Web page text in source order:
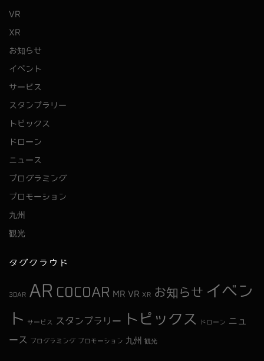
VR
XR
お知らせ
イベント
サービス
スタンプラリー
トピックス
ドローン
ニュース
プログラミング
プロモーション
九州
観光
タグクラウド
3DAR AR COCOAR MR VR XR お知らせ イベン
ト
サービス スタンプラリー トピックス ドローン
ニュ
ース
プログラミング プロモーション 九州 観光